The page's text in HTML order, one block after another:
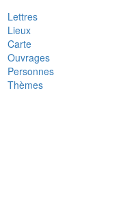
Lettres
Lieux
Carte
Ouvrages
Personnes
Thèmes